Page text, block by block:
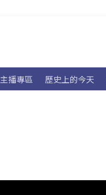
主播專區 歷史上的今天